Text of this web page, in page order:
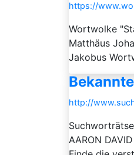
https://
Wortwolke
Matthäus
Jakobus
http://
AARON